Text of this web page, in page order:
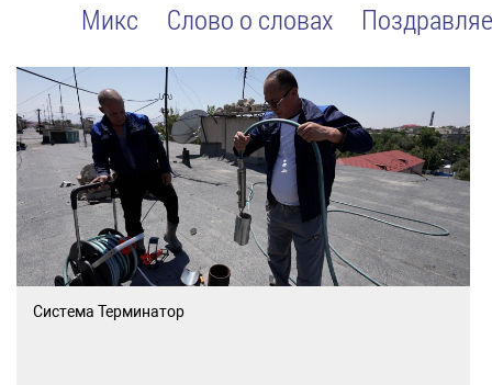
Микс
Слово о словах
Система Терминатор